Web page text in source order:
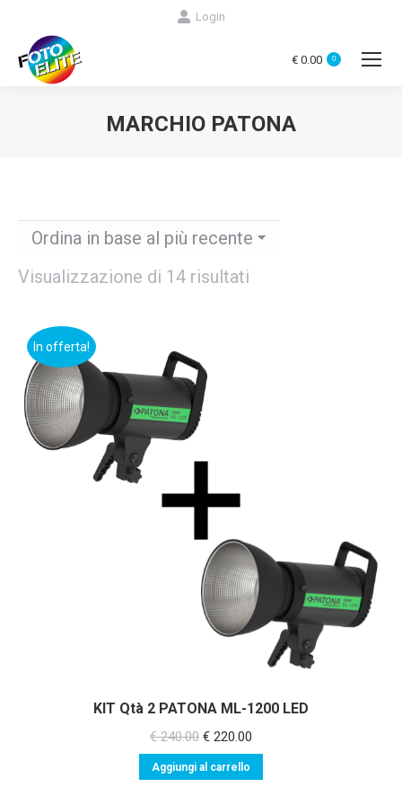
Login
€ 0.00 0
MARCHIO PATONA
Visualizzazione di 14 risultati
In offerta!
KIT Qtà 2 PATONA ML-1200 LED
€240.00 Il
prezzo
originale
€ 220.00
prezzo
attuale
Aggiungi al carrello